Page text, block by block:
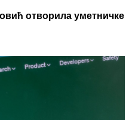
отворила уметничке